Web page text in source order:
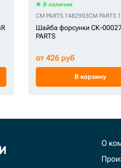
В наличии
CM PARTS 1482903CM PARTS
Шайба форсунки СК-
PARTS
от 426 руб
В корзину
О